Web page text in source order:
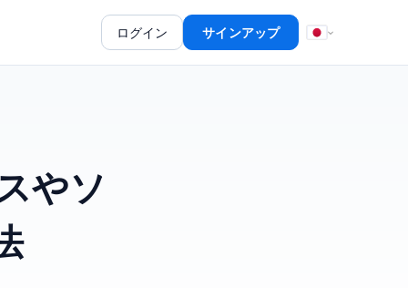
ログイン サインアップ
やソ